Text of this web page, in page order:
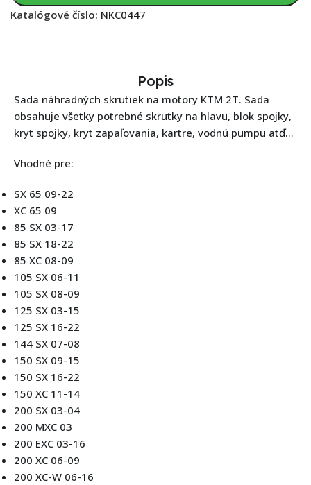
Katalógové číslo: NKC0447
Popis
Sada náhradných skrutiek na motory KTM 2T. Sada
obsahuje všetky potrebné skrutky na hlavu, blok spojky,
kryt spojky, kryt zapaľovania, kartre, vodnú pumpu atď…
Vhodné pre:
SX 65 09-22
XC 65 09
85 SX 03-17
85 SX 18-22
85 XC 08-09
105 SX 06-11
105 SX 08-09
125 SX 03-15
125 SX 16-22
144 SX 07-08
150 SX 09-15
150 SX 16-22
150 XC 11-14
200 SX 03-04
200 MXC 03
200 EXC 03-16
200 XC 06-09
200 XC-W 06-16